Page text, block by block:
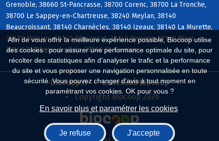
Afin de vous offrir la meilleure expérience possible, Biocoop utilise
des cookies : pour assurer une performance optimale du site, pour
récolter des statistiques afin d'analyser le trafic et la performance
du site et vous proposer une navigation personnalisée en toute
sécurité. Vous pouvez changer d'avis à tout moment en
paramétrant vos cookies. OK pour vous ?
En savoir plus et paramétrer les cookies
Je refuse J'accepte
Grenoble, 38660 St-Pancrasse, 38700 Corenc, 38700 La Tronche,
38700 Le Sappey-en-Chartreuse, 38240 Meylan, 38140
Beaucroissant, 38140 Charnècles, 38140 Izeaux, 38140 La Murette,
38430 Moirans, 38140 Réaumont, 38140 Renage, 38140 Rives,
38140 St-Blaise-du-Buis, 38500 St-Cassien
Biocoop.fr
Le réseau Biocoop
Copyright Biocoop 2026